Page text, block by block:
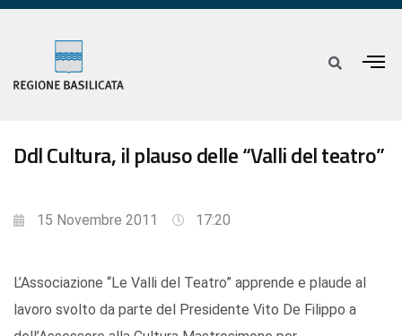
Ddl Cultura, il plauso delle “Valli del teatro”
15 Novembre 2011 17:20
L’Associazione “Le Valli del Teatro” apprende e plaude al
lavoro svolto da parte del Presidente Vito De Filippo a